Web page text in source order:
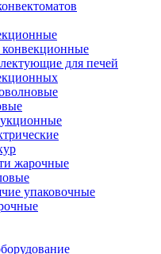
для печей
жарочные
упаковочные